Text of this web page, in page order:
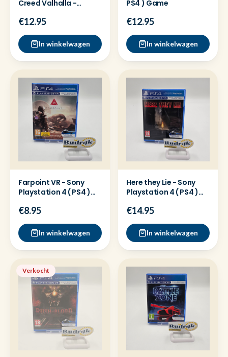
Creed Valhalla -
Game
€12.95
In winkelwagen
PS4 ) Game
€12.95
In winkelwagen
Farpoint VR - Sony
Playstation 4 ( PS4 )
€8.95
In winkelwagen
Here they Lie - Sony
Playstation 4 ( PS4 )
€14.95
In winkelwagen
Verkocht